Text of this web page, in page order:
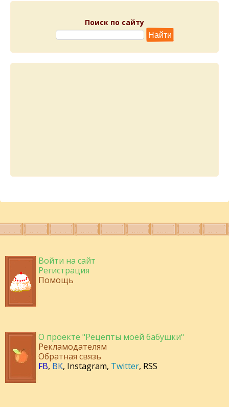
Поиск по сайту
Войти на сайт
Регистрация
Помощь
О проекте "Рецепты моей бабушки"
Рекламодателям
Обратная связь
FB, ВК, Instagram, Twitter, RSS